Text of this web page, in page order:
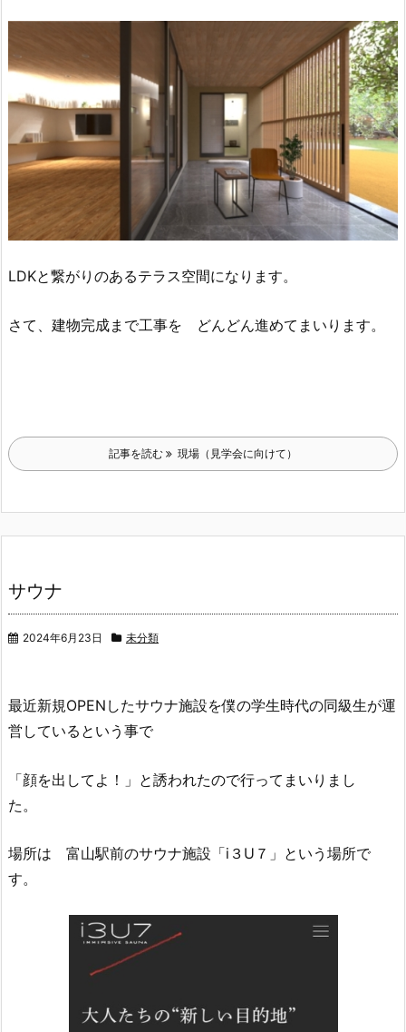
LDKと繋がりのあるテラス空間になります。
さて、建物完成まで工事を どんどん進めてまいります。
記事を読む 現場（見学会に向けて）
サウナ
2024年6月23日 未分類
最近新規OPENしたサウナ施設を僕の学生時代の同級生が運
営しているという事で
「顔を出してよ！」と誘われたので行ってまいりまし
た。
場所は 富山駅前のサウナ施設「i３U７」という場所で
す。